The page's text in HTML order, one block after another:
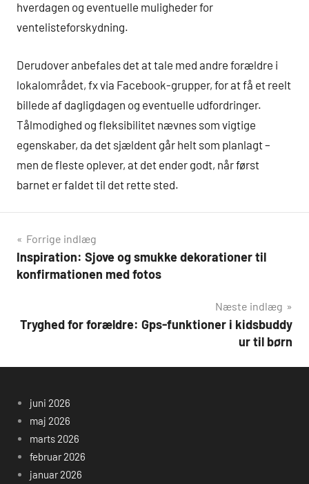
hverdagen og eventuelle muligheder for
ventelisteforskydning.
Derudover anbefales det at tale med andre forældre i
lokalområdet, fx via Facebook-grupper, for at få et reelt
billede af dagligdagen og eventuelle udfordringer.
Tålmodighed og fleksibilitet nævnes som vigtige
egenskaber, da det sjældent går helt som planlagt –
men de fleste oplever, at det ender godt, når først
barnet er faldet til det rette sted.
Indlægsnavigation
Forrige indlæg
Inspiration: Sjove og smukke dekorationer til
konfirmationen med fotos
Næste indlæg
Tryghed for forældre: Gps-funktioner i kidsbuddy
ur til børn
juni 2026
maj 2026
marts 2026
februar 2026
januar 2026